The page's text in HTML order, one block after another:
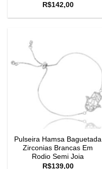
R$142,00
Pulseira Hamsa Baguetada
Zirconias Brancas Em
Rodio Semi Joia
R$139,00